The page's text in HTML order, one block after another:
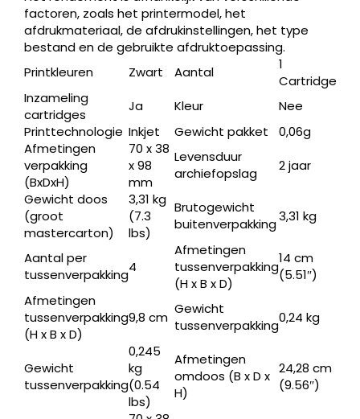
factoren, zoals het printermodel, het
afdrukmateriaal, de afdrukinstellingen, het type
bestand en de gebruikte afdruktoepassing.
Printkleuren
Zwart Aantal
1
Cartridge
Inzameling
cartridges
Ja Kleur
Nee
Printtechnologie Inkjet Gewicht pakket
0,06g
Afmetingen
verpakking
(BxDxH)
70 x 38
x 98
mm
Levensduur
archiefopslag
2 jaar
Gewicht doos
(groot
mastercarton)
3,31 kg
(7.3
lbs)
Brutogewicht
buitenverpakking3,31 kg
Aantal per
tussenverpakking4
Afmetingen
tussenverpakking
(H x B x D)
14 cm
(5.51″)
Afmetingen
tussenverpakking
(H x B x D)
9,8 cm
Gewicht
tussenverpakking0,24 kg
Gewicht
tussenverpakking
0,245
kg
(0.54
lbs)
Afmetingen
omdoos (B x D x
H)
24,28 cm
(9.56″)